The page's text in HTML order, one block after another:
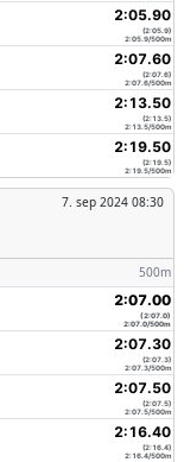
2:05.90
(2:05.9)
2:05.9/500m
2:07.60
(2:07.6)
2:07.6/500m
2:13.50
(2:13.5)
2:13.5/500m
2:19.50
(2:19.5)
2:19.5/500m
7. sep 2024 08:30
500m
2:07.00
(2:07.0)
2:07.0/500m
2:07.30
(2:07.3)
2:07.3/500m
2:07.50
(2:07.5)
2:07.5/500m
2:16.40
(2:16.4)
2:16.4/500m